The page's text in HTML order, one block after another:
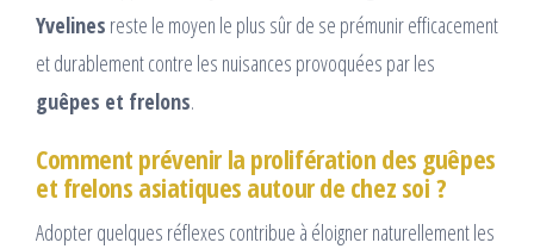
Yvelines reste le moyen le plus sûr de se prémunir efficacement
et durablement contre les nuisances provoquées par les
guêpes et frelons.
Comment prévenir la prolifération des guêpes
et frelons asiatiques autour de chez soi ?
Adopter quelques réflexes contribue à éloigner naturellement les